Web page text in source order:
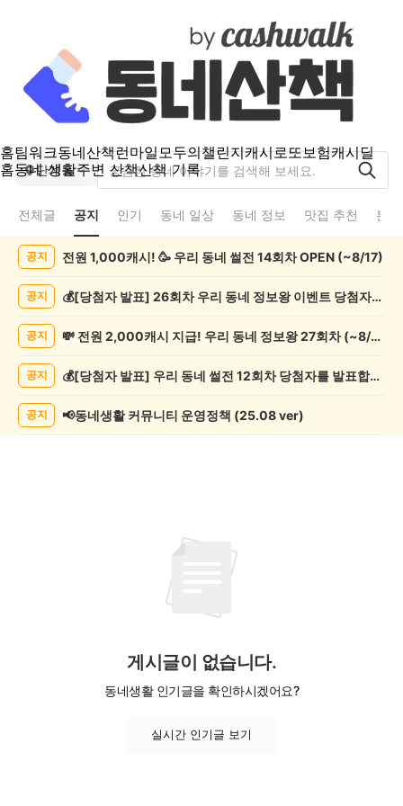
홈팀워크동네산책런마일모두의챌린지캐시로또보험캐시딜
홈동네 생활주변 산책산책 기록
단계동
전체글 공지 인기 동네 일상 동네 정보 맛집 추천 분
공지 전원 1,000캐시! 🥳 우리 동네 썰전 14회차 OPEN (~8/17)
공지 💰[당첨자 발표] 26회차 우리 동네 정보왕 이벤트 당첨자를 발표합니다!
공지 💸 전원 2,000캐시 지급! 우리 동네 정보왕 27회차 (~8/10)
공지 💰[당첨자 발표] 우리 동네 썰전 12회차 당첨자를 발표합니다!
공지 📢동네생활 커뮤니티 운영정책 (25.08 ver)
게시글이 없습니다.
동네생활 인기글을 확인하시겠어요?
실시간 인기글 보기